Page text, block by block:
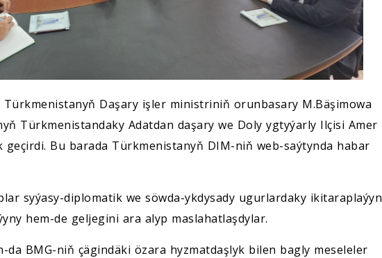
Türkmenistanyň Daşary işler ministriniň orunbasary M.Bäşimowa
Türkmenistandaky Adatdan daşary we Doly ygtyýarly Ilçisi Amer
geçirdi. Bu barada Türkmenistanyň DIM-niň web-saýtynda habar
syýasy-diplomatik we söwda-ykdysady ugurlardaky ikitaraplaýyn
hem-de geljegini ara alyp maslahatlaşdylar.
da BMG-niň çägindäki özara hyzmatdaşlyk bilen bagly meseleler